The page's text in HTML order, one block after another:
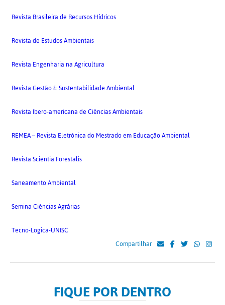
Revista Brasileira de Recursos Hídricos
Revista de Estudos Ambientais
Revista Engenharia na Agricultura
Revista Gestão & Sustentabilidade Ambiental
Revista Ibero-americana de Ciências Ambientais
REMEA – Revista Eletrônica do Mestrado em Educação Ambiental
Revista Scientia Forestalis
Saneamento Ambiental
Semina Ciências Agrárias
Tecno-Logica-UNISC
Compartilhar
FIQUE POR DENTRO